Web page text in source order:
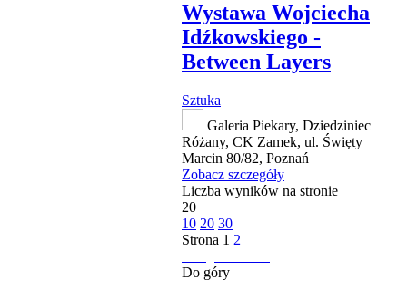
Wystawa Wojciecha
Idźkowskiego -
Between Layers
Sztuka
Galeria Piekary, Dziedziniec
Różany, CK Zamek, ul. Święty
Marcin 80/82, Poznań
Zobacz szczegóły
Liczba wyników na stronie
20
10 20 30
Strona 1 2
Do góry